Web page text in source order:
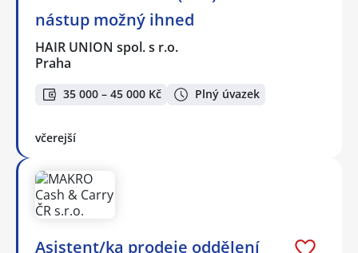
nástup možný ihned
HAIR UNION spol. s r.o.
Praha
35 000 – 45 000 Kč Plný úvazek
včerejší
Asistent/ka prodeje oddělení